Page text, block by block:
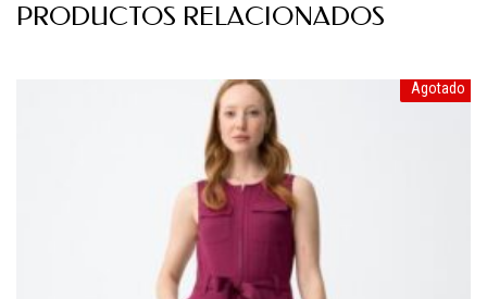
PRODUCTOS RELACIONADOS
Agotado